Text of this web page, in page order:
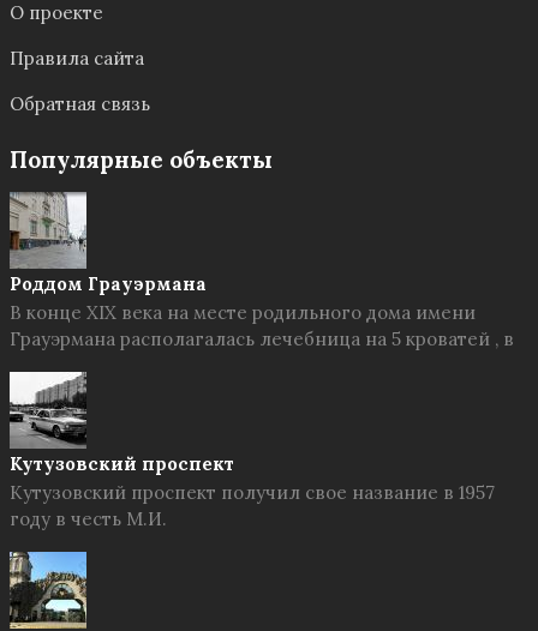
О проекте
Правила сайта
Обратная связь
Популярные объекты
Роддом Грауэрмана
В конце XIX века на месте родильного дома имени
Грауэрмана располагалась лечебница на 5 кроватей , в
Кутузовский проспект
Кутузовский проспект получил свое название в 1957
году в честь М.И.